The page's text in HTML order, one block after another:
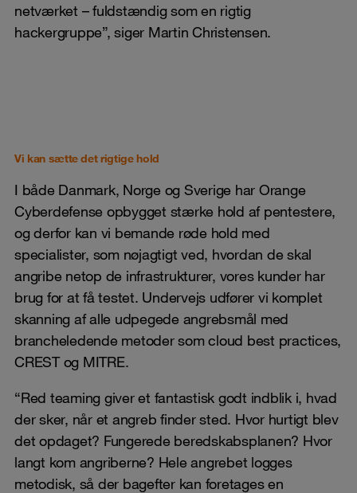
netværket – fuldstændig som en rigtig
hackergruppe”, siger Martin Christensen.
Vi kan sætte det rigtige hold
I både Danmark, Norge og Sverige har Orange
Cyberdefense opbygget stærke hold af pentestere,
og derfor kan vi bemande røde hold med
specialister, som nøjagtigt ved, hvordan de skal
angribe netop de infrastrukturer, vores kunder har
brug for at få testet. Undervejs udfører vi komplet
skanning af alle udpegede angrebsmål med
brancheledende metoder som cloud best practices,
CREST og MITRE.
“Red teaming giver et fantastisk godt indblik i, hvad
der sker, når et angreb finder sted. Hvor hurtigt blev
det opdaget? Fungerede beredskabsplanen? Hvor
langt kom angriberne? Hele angrebet logges
metodisk, så der bagefter kan foretages en